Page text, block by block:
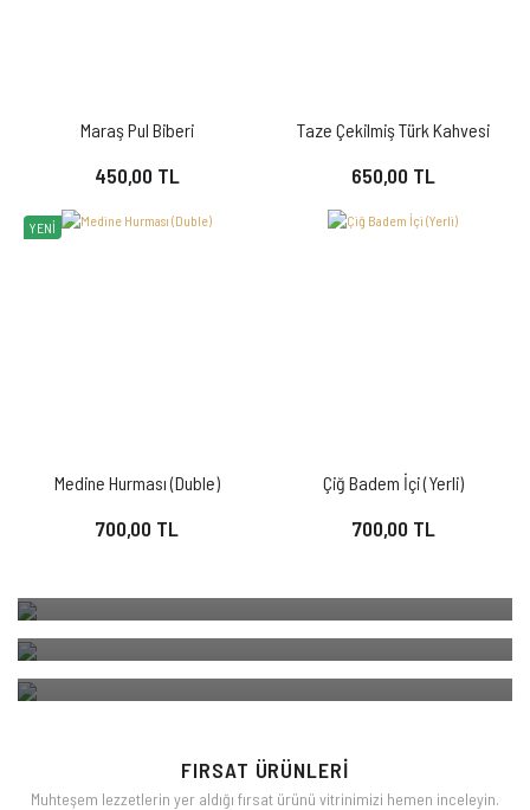
Maraş Pul Biberi
450,00 TL
Taze Çekilmiş Türk Kahvesi
650,00 TL
YENI
Medine Hurması (Duble)
700,00 TL
Çiğ Badem İçi (Yerli)
700,00 TL
En kaliteli ve lezzetli kuruyemişleri ve meyveleriilk günkü tazeliğiyle
MARAŞ BİBERİ
Kahramanmaraş'ın ülkemiz adına tanınmış en önemli baharatı
paketlerinde.
FIRSAT ÜRÜNLERİ
Muhteşem lezzetlerin yer aldığı fırsat ürünü vitrinimizi hemen inceleyin.